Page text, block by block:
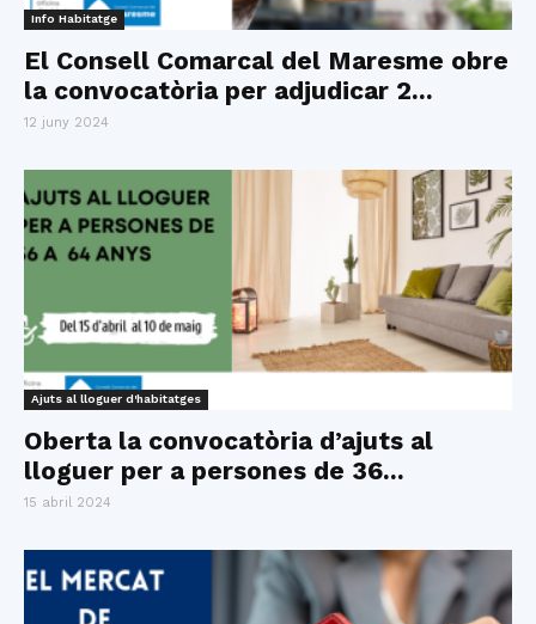
Info Habitatge
El Consell Comarcal del Maresme obre
la convocatòria per adjudicar 2...
12 juny 2024
Ajuts al lloguer d'habitatges
Oberta la convocatòria d’ajuts al
lloguer per a persones de 36...
15 abril 2024